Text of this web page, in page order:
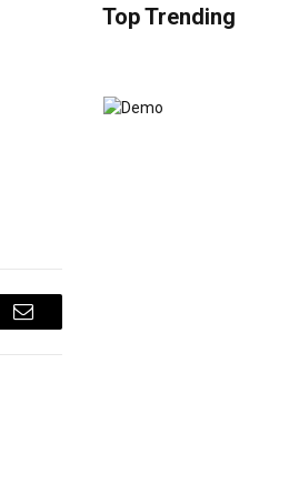
Email
Top Trending